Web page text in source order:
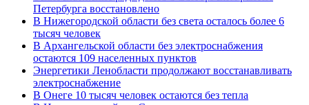
Петербурга восстановлено
В Нижегородской области без света осталось более 6
тысяч человек
В Архангельской области без электроснабжения
остаются 109 населенных пунктов
Энергетики Ленобласти продолжают восстанавливать
электроснабжение
В Онеге 10 тысяч человек остаются без тепла